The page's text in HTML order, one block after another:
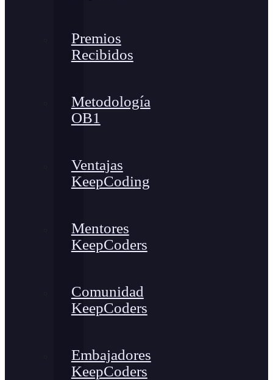
Premios
Recibidos
Metodología
OB1
Ventajas
KeepCoding
Mentores
KeepCoders
Comunidad
KeepCoders
Embajadores
KeepCoders